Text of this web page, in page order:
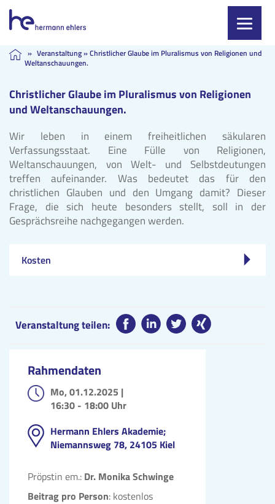
Skip
» Veranstaltung»Christlicher Glaube im Pluralismus von Religionen und
Weltanschauungen.
Christlicher Glaube im Pluralismus von Religionen
und Weltanschauungen.
Wir leben in einem freiheitlichen säkularen
Verfassungsstaat. Eine Fülle von Religionen,
Weltanschauungen, von Welt- und Selbstdeutungen
treffen aufeinander. Was bedeutet das für den
christlichen Glauben und den Umgang damit? Dieser
Frage, die sich heute besonders stellt, soll in der
Gesprächsreihe nachgegangen werden.
Kosten
Veranstaltung teilen:
Rahmendaten
Mo, 01.12.2025 |
16:30 - 18:00 Uhr
Hermann Ehlers Akademie;
Niemannsweg 78, 24105 Kiel
Pröpstin em.: Dr. Monika Schwinge
Beitrag pro Person: kostenlos